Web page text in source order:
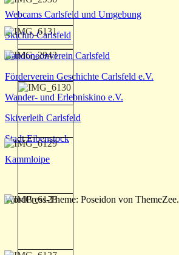
Webcams Carlsfeld und Umgebung
Skiclub Carlsfeld
Bandoneonverein Carlsfeld
Förderverein Geschichte Carlsfeld e.V.
Wander- und Erlebniskino e.V.
Skiverleih Carlsfeld
Stadt Eibenstock
Kammloipe
WordPress-Theme: Poseidon von ThemeZee.